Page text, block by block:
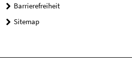
Barrierefreiheit
Sitemap